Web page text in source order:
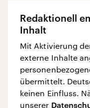
Redaktionell
Inhalt
Mit Aktivierung
externe Inhalte
übermittelt.
keinen Einfluss.
unserer